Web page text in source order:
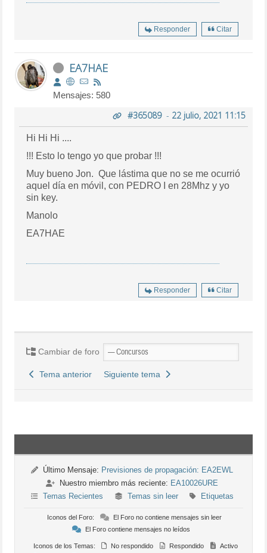
Responder Citar
EA7HAE
Mensajes: 580
#365089- 22 julio, 2021 11:15
Hi Hi Hi ....
!!! Esto lo tengo yo que probar !!!
Muy bueno Jon. Que lástima que no se me ocurrió
aquel día en móvil, con PEDRO I en 28Mhz y yo
sin key.
Manolo
EA7HAE
Responder Citar
Cambiar de foro
Tema anterior Siguiente tema
Último Mensaje: Previsiones de propagación: EA2EWL
Nuestro miembro más reciente: EA10026URE
Temas Recientes
Temas sin leer Etiquetas
Iconos del Foro:
El Foro no contiene mensajes sin leer
El Foro contiene mensajes no leídos
Iconos de los Temas: No respondido Respondido
Activo